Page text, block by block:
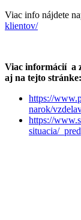
Viac info nájdete
klientov/
Viac informácií a
aj na tejto stránke:
https://
narok/
https://
situacia/